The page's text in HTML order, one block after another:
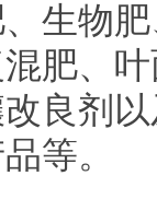
生物
肥、
良剂
等。